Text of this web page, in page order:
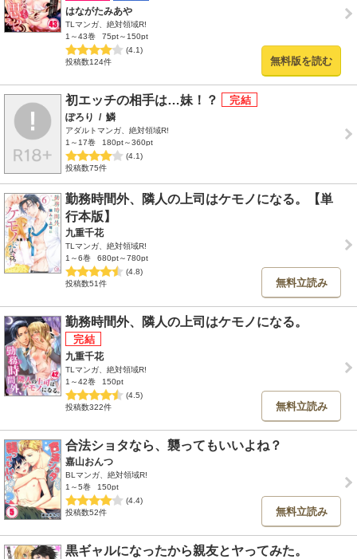
はながたみあや
TLマンガ、絶対領域R!
1～43巻
75pt～150pt
(4.1)
投稿数124件
無料版を読む
初エッチの相手は…妹！？
ぽろり / 鱗
アダルトマンガ、絶対領域R!
1～17巻
180pt～360pt
(4.1)
投稿数75件
勤務時間外、隣人の上司はケモノになる。【単
行本版】
九重千花
TLマンガ、絶対領域R!
1～6巻
680pt～780pt
(4.8)
投稿数51件
無料立読み
勤務時間外、隣人の上司はケモノになる。
九重千花
TLマンガ、絶対領域R!
1～42巻
150pt
(4.5)
投稿数322件
無料立読み
合法ショタなら、襲ってもいいよね？
嘉山おんつ
BLマンガ、絶対領域R!
1～5巻
150pt
(4.4)
投稿数52件
無料立読み
黒ギャルになったから親友とヤってみた。